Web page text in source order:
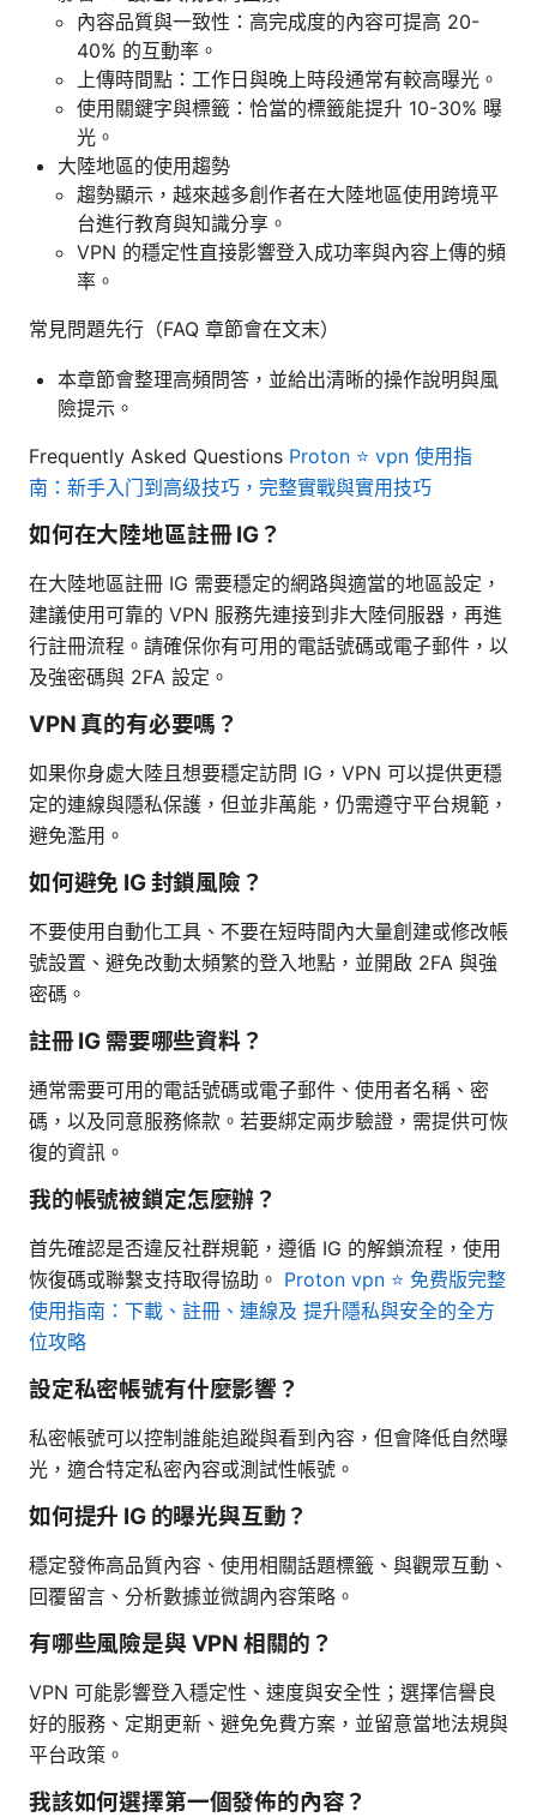
內容品質與一致性：高完成度的內容可提高 20-
40% 的互動率。
上傳時間點：工作日與晚上時段通常有較高曝光。
使用關鍵字與標籤：恰當的標籤能提升 10-30% 曝
光。
大陸地區的使用趨勢
趨勢顯示，越來越多創作者在大陸地區使用跨境平
台進行教育與知識分享。
VPN 的穩定性直接影響登入成功率與內容上傳的頻
率。
常見問題先行（FAQ 章節會在文末）
本章節會整理高頻問答，並給出清晰的操作說明與風
險提示。
Frequently Asked Questions Proton ⭐ vpn 使用指
南：新手入门到高级技巧，完整實戰與實用技巧
如何在大陸地區註冊 IG？
在大陸地區註冊 IG 需要穩定的網路與適當的地區設定，
建議使用可靠的 VPN 服務先連接到非大陸伺服器，再進
行註冊流程。請確保你有可用的電話號碼或電子郵件，以
及強密碼與 2FA 設定。
VPN 真的有必要嗎？
如果你身處大陸且想要穩定訪問 IG，VPN 可以提供更穩
定的連線與隱私保護，但並非萬能，仍需遵守平台規範，
避免濫用。
如何避免 IG 封鎖風險？
不要使用自動化工具、不要在短時間內大量創建或修改帳
號設置、避免改動太頻繁的登入地點，並開啟 2FA 與強
密碼。
註冊 IG 需要哪些資料？
通常需要可用的電話號碼或電子郵件、使用者名稱、密
碼，以及同意服務條款。若要綁定兩步驗證，需提供可恢
復的資訊。
我的帳號被鎖定怎麼辦？
首先確認是否違反社群規範，遵循 IG 的解鎖流程，使用
恢復碼或聯繫支持取得協助。 Proton vpn ⭐ 免费版完整
使用指南：下載、註冊、連線及 提升隱私與安全的全方
位攻略
設定私密帳號有什麼影響？
私密帳號可以控制誰能追蹤與看到內容，但會降低自然曝
光，適合特定私密內容或測試性帳號。
如何提升 IG 的曝光與互動？
穩定發佈高品質內容、使用相關話題標籤、與觀眾互動、
回覆留言、分析數據並微調內容策略。
有哪些風險是與 VPN 相關的？
VPN 可能影響登入穩定性、速度與安全性；選擇信譽良
好的服務、定期更新、避免免費方案，並留意當地法規與
平台政策。
我該如何選擇第一個發佈的內容？